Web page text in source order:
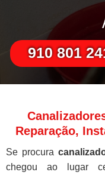
910 801
Reparação,
Se procura
chegou ao lugar